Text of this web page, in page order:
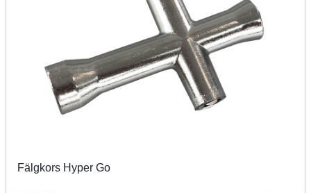
Fälgkors Hyper Go